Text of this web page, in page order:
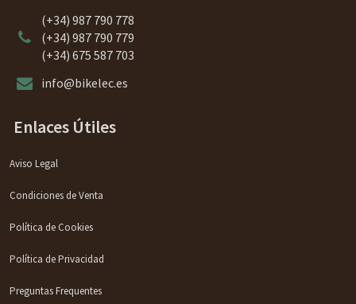
(+34) 987 790 778
(+34) 987 790 779
(+34) 675 587 703
info@bikelec.es
Enlaces Útiles
Aviso Legal
Condiciones de Venta
Política de Cookies
Política de Privacidad
Preguntas Frequentes